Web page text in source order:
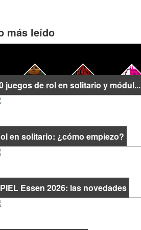
más leído
juegos de rol en solitario y módul...
en solitario: ¿cómo empiezo?
Essen 2026: las novedades